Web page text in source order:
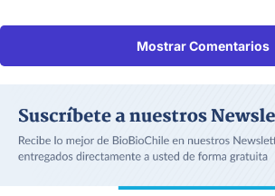
Mostrar Comentarios